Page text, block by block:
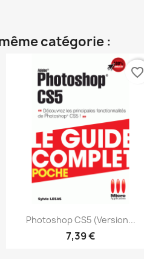
catégorie :
Aperçu rapide
Photoshop CS5 (version...
7,39 €
favorite_border